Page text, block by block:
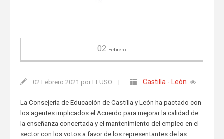
02 Febrero
02 Febrero 2021 por FEUSO | Castilla - León
La Consejería de Educación de Castilla y León ha pactado con
los agentes implicados el Acuerdo para mejorar la calidad de
la enseñanza concertada y el mantenimiento del empleo en el
sector con los votos a favor de los representantes de las